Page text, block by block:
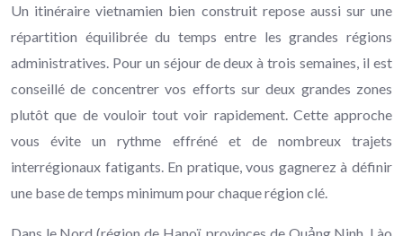
Un itinéraire vietnamien bien construit repose aussi sur une
répartition équilibrée du temps entre les grandes régions
administratives. Pour un séjour de deux à trois semaines, il est
conseillé de concentrer vos efforts sur deux grandes zones
plutôt que de vouloir tout voir rapidement. Cette approche
vous évite un rythme effréné et de nombreux trajets
interrégionaux fatigants. En pratique, vous gagnerez à définir
une base de temps minimum pour chaque région clé.